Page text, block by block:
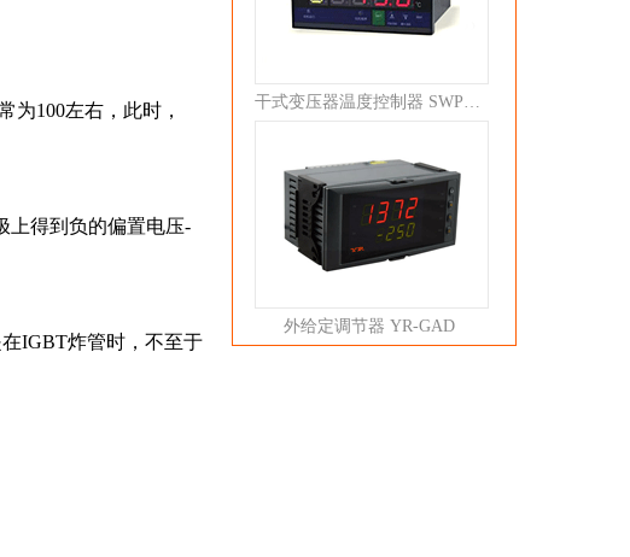
为100左右，此时，
上得到负的偏置电压-
IGBT炸管时，不至于
干式变压器温度控制器 SWP-C80
外给定调节器 YR-GAD